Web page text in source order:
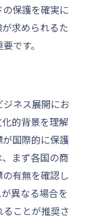
保護を確実に
求められるた
です。
ネス展開にお
的背景を理解
国際的に保護
まず各国の商
有無を確認し
異なる場合を
ことが推奨さ